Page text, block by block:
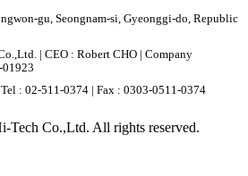
gu, Seongnam-si, Gyeonggi-do, Republic
| CEO : Robert CHO | Company
Tel : 02-511-0374 | Fax : 0303-0511-0374
Co.,Ltd. All rights reserved.